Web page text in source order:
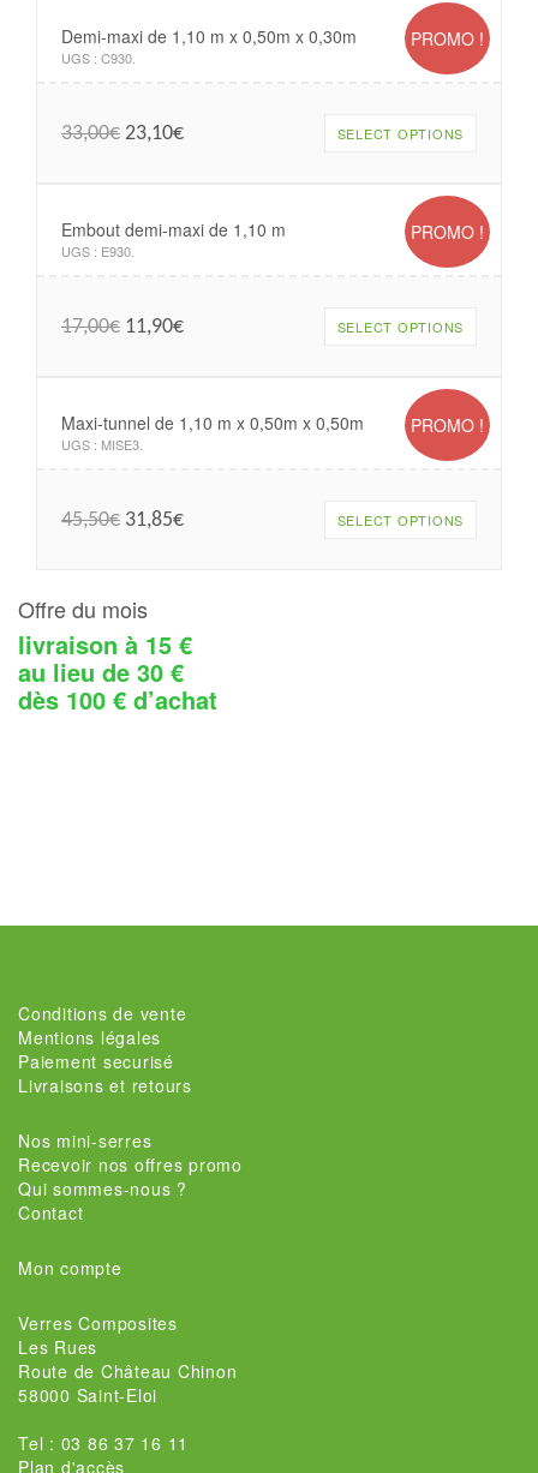
PROMO !
Demi-maxi de 1,10 m x 0,50m x 0,30m
UGS : C930
33,00€ 23,10€ SELECT OPTIONS
PROMO !
Embout demi-maxi de 1,10 m
UGS : E930
17,00€ 11,90€ SELECT OPTIONS
PROMO !
Maxi-tunnel de 1,10 m x 0,50m x 0,50m
UGS : MISE3
45,50€ 31,85€ SELECT OPTIONS
Offre du mois
livraison à 15 €
au lieu de 30 €
dès 100 € d’achat
Conditions de vente
Mentions légales
Paiement securisé
Livraisons et retours
Nos mini-serres
Recevoir nos offres promo
Qui sommes-nous ?
Contact
Mon compte
Verres Composites
Les Rues
Route de Château Chinon
58000 Saint-Eloi
Tel : 03 86 37 16 11
Plan d'accès